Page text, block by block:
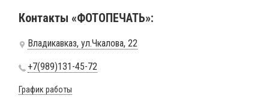
Контакты «ФОТОПЕЧАТЬ»:
Владикавказ, ул.Чкалова, 22
+7(989)131-45-72
График работы